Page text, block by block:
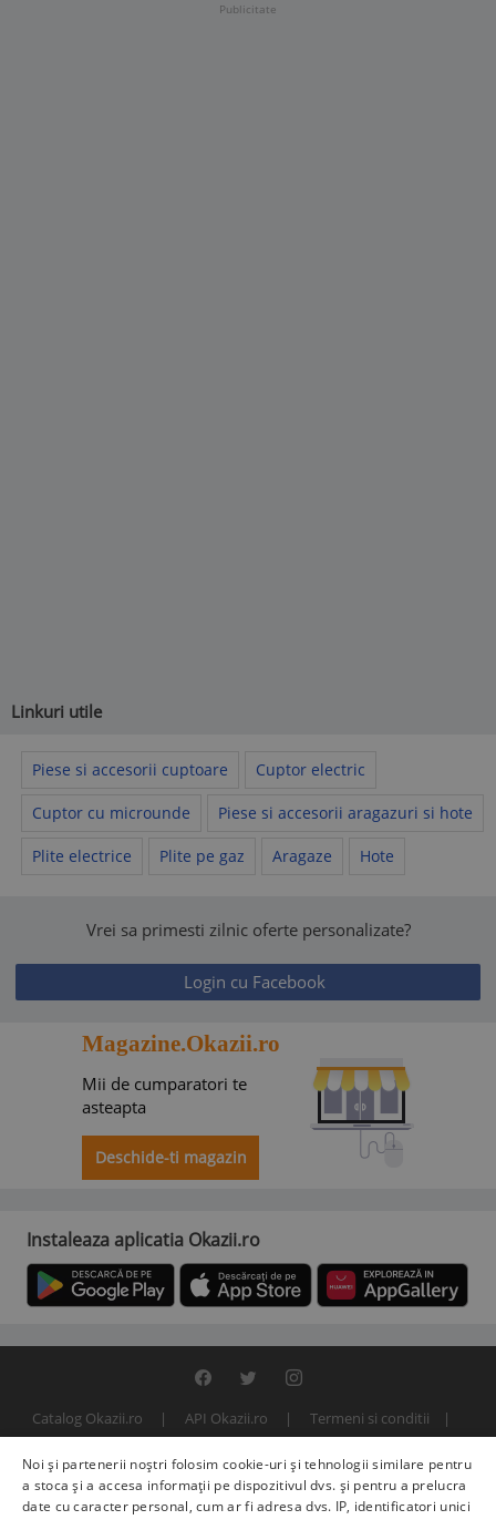
Publicitate
Linkuri utile
Piese si accesorii cuptoare Cuptor electric
Cuptor cu microunde Piese si accesorii aragazuri si hote
Plite electrice Plite pe gaz Aragaze Hote
Vrei sa primesti zilnic oferte personalizate?
Login cu Facebook
Magazine.Okazii.ro
Mii de cumparatori te
asteapta
Deschide-ti magazin
Instaleaza aplicatia Okazii.ro
Catalog Okazii.ro API Okazii.ro
Termeni si conditii
© 2000 - 2026 S.C. BITFACTOR S.R.L.
Noi și partenerii noștri folosim cookie-uri și tehnologii similare pentru
a stoca și a accesa informații pe dispozitivul dvs. și pentru a prelucra
date cu caracter personal, cum ar fi adresa dvs. IP, identificatori unici